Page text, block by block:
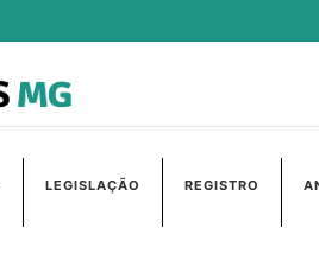
LEGISLAÇÃO REGISTRO